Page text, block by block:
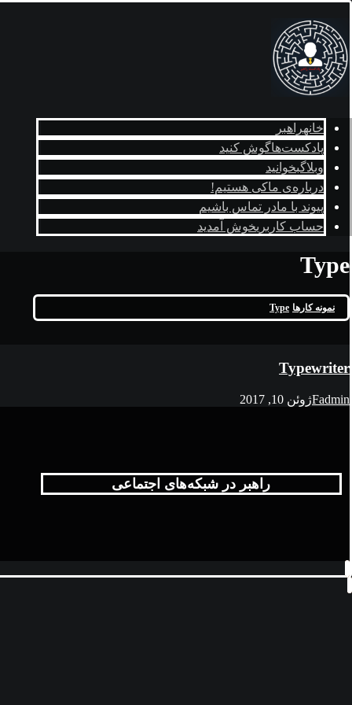
خانهراهبر
پادکست‌هاگوش کنید
وبلاگبخوانید
درباره‌ی ماکی هستیم!
پیوند با مادر تماس باشیم
حساب کاربریخوش آمدید
Type
نمونه کارها Type
Typewriter
Fadminژوئن 10, 2017
راهبر در شبکه‌های اجتماعی